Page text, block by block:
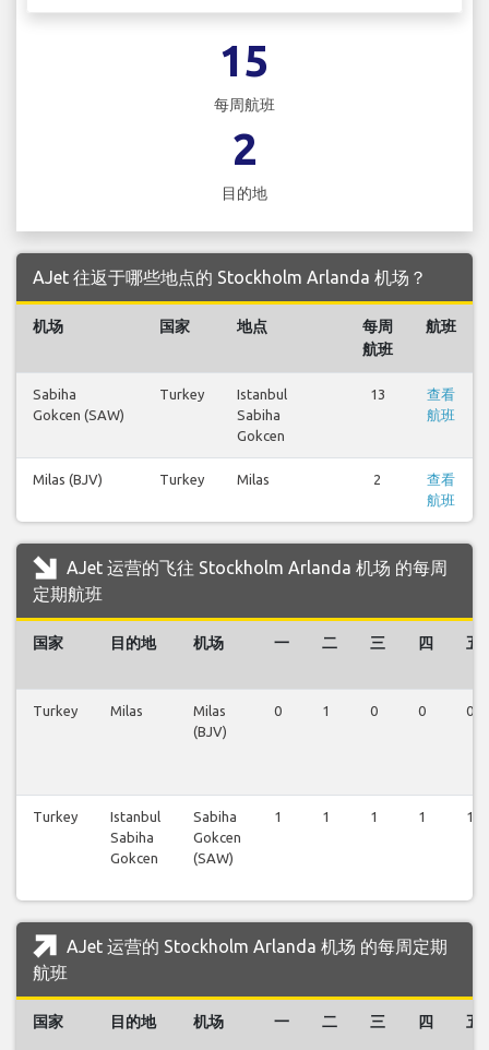
15
每周航班
2
目的地
AJet 往返于哪些地点的 Stockholm Arlanda 机场？
机场 国家 地点
每周
航班
航班
Sabiha
Gokcen (SAW)
Turkey
Istanbul
Sabiha
Gokcen
13
查看
航班
Milas (BJV) Turkey Milas 2
查看
航班
AJet 运营的飞往 Stockholm Arlanda 机场 的每周
定期航班
国家 目的地 机场 一 二 三 四 五
Turkey Milas
Milas
(BJV)
0 1 0 0 0
Turkey
Istanbul
Sabiha
Gokcen
Sabiha
Gokcen
(SAW)
1 1 1 1 1
AJet 运营的 Stockholm Arlanda 机场 的每周定期
航班
国家 目的地 机场 一 二 三 四 五